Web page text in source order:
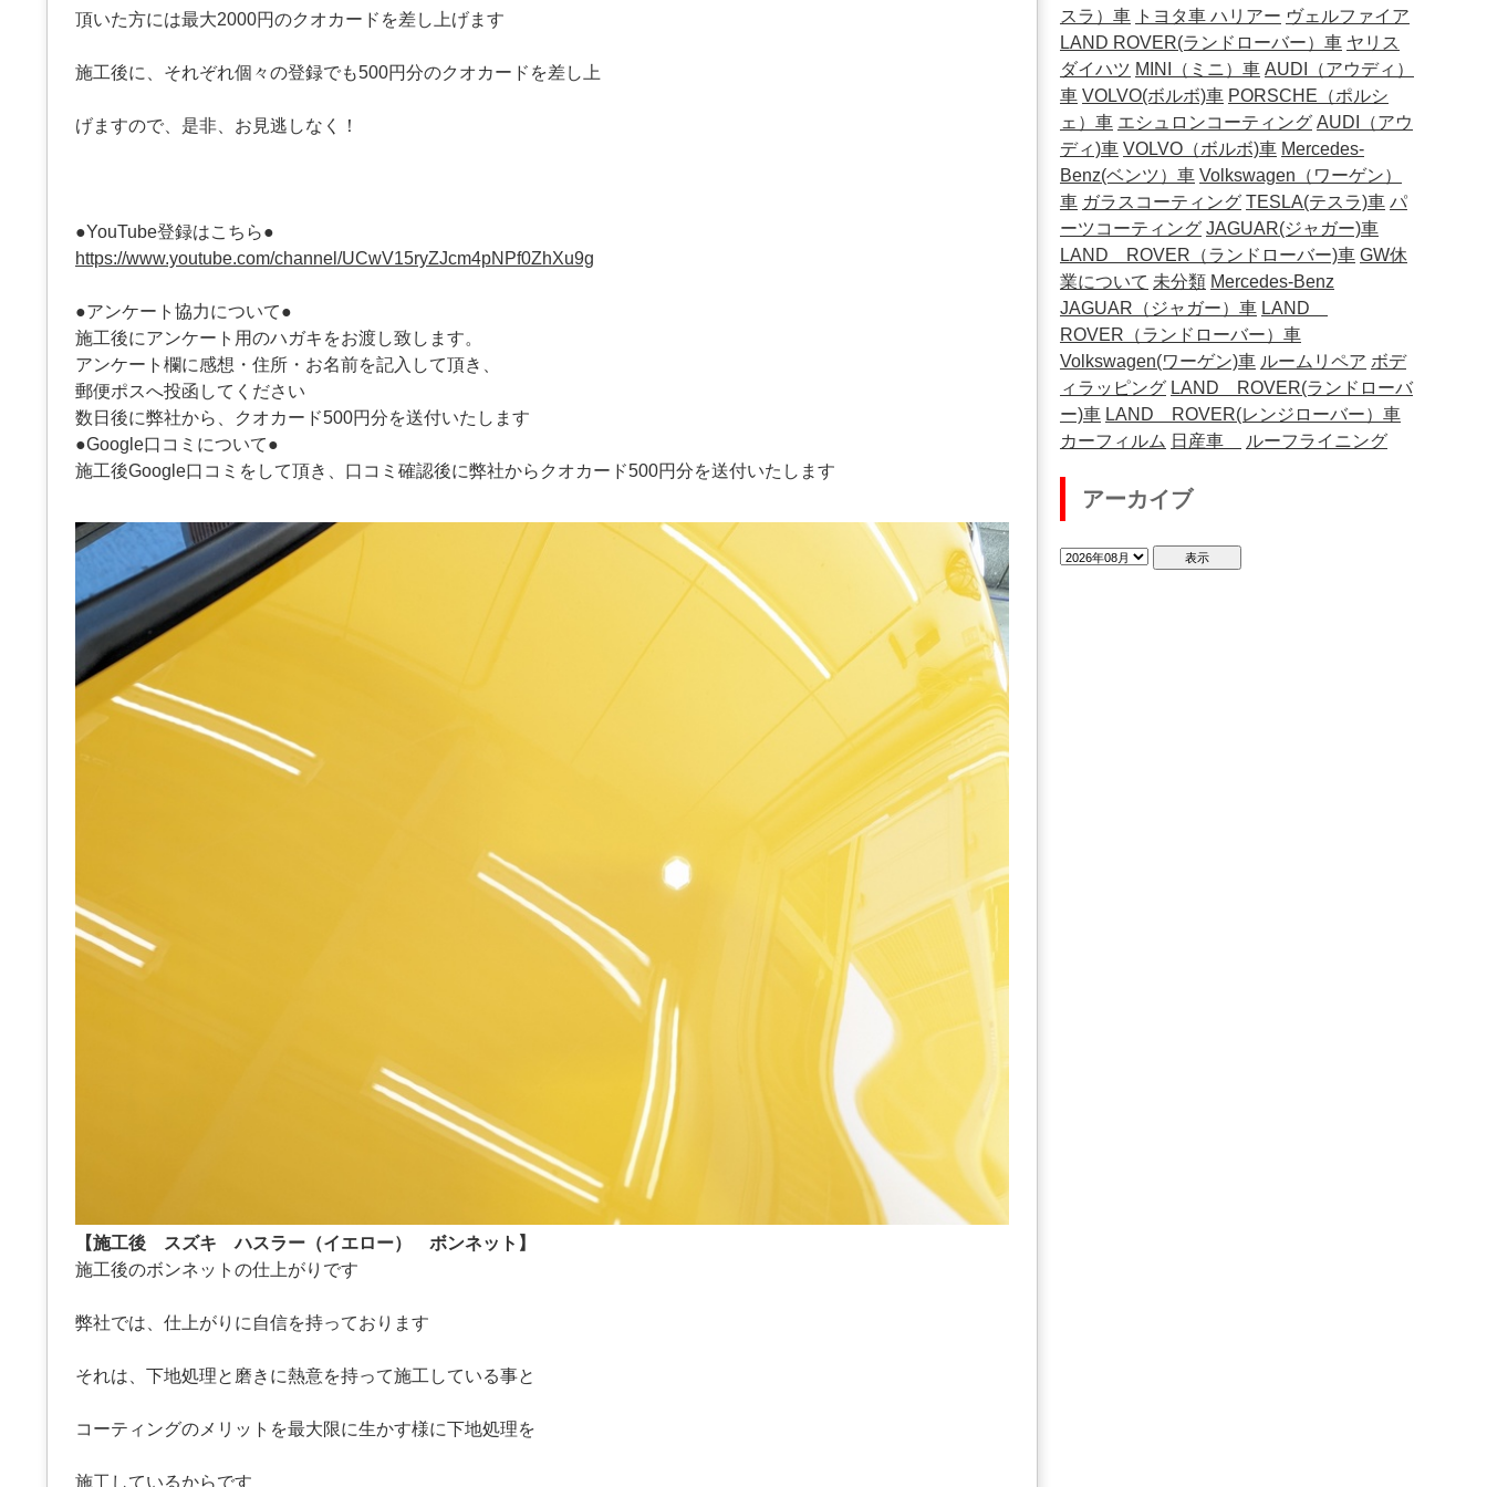
頂いた方には最大2000円のクオカードを差し上げます
施工後に、それぞれ個々の登録でも500円分のクオカードを差し上
げますので、是非、お見逃しなく！
●YouTube登録はこちら●
https://www.youtube.com/channel/UCwV15ryZJcm4pNPf0ZhXu9g
●アンケート協力について●
施工後にアンケート用のハガキをお渡し致します。
アンケート欄に感想・住所・お名前を記入して頂き、
郵便ポスへ投函してください
数日後に弊社から、クオカード500円分を送付いたします
●Google口コミについて●
施工後Google口コミをして頂き、口コミ確認後に弊社からクオカード500円分を送付いたします
【施工後 スズキ ハスラー（イエロー） ボンネット】
施工後のボンネットの仕上がりです
弊社では、仕上がりに自信を持っております
それは、下地処理と磨きに熱意を持って施工している事と
コーティングのメリットを最大限に生かす様に下地処理を
施工しているからです
スラ）車 トヨタ車 ハリアー ヴェルファイア
LAND ROVER(ランドローバー）車 ヤリス
ダイハツ MINI（ミニ）車 AUDI（アウディ）
車 VOLVO(ボルボ)車 PORSCHE（ポルシ
ェ）車 エシュロンコーティング AUDI（アウ
ディ)車 VOLVO（ボルボ)車 Mercedes-
Benz(ベンツ）車 Volkswagen（ワーゲン）
車 ガラスコーティング TESLA(テスラ)車 パ
ーツコーティング JAGUAR(ジャガー)車
LAND ROVER（ランドローバー)車 GW休
業について 未分類 Mercedes-Benz
JAGUAR（ジャガー）車 LAND
ROVER（ランドローバー）車
Volkswagen(ワーゲン)車 ルームリペア ボデ
ィラッピング LAND ROVER(ランドローバ
ー)車 LAND ROVER(レンジローバー）車
カーフィルム 日産車 ルーフライニング
アーカイブ